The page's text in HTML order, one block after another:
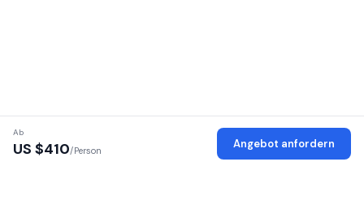
Ab
US $410/Person
Angebot anfordern